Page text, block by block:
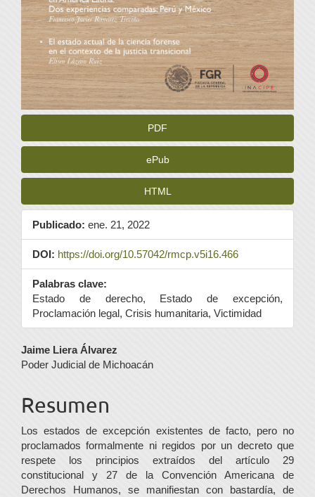
PDF
ePub
HTML
Publicado: ene. 21, 2022
DOI: https://doi.org/10.57042/rmcp.v5i16.466
Palabras clave:
Estado de derecho, Estado de excepción,
Proclamación legal, Crisis humanitaria, Victimidad
Contenido
principal
del
artículo
Jaime Liera Álvarez
Poder Judicial de Michoacán
Resumen
Los estados de excepción existentes de facto, pero no
proclamados formalmente ni regidos por un decreto que
respete los principios extraídos del artículo 29
constitucional y 27 de la Convención Americana de
Derechos Humanos, se manifiestan con bastardía, de